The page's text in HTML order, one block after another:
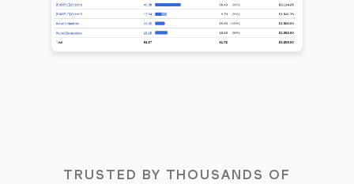
TRUSTED BY THOUSANDS OF